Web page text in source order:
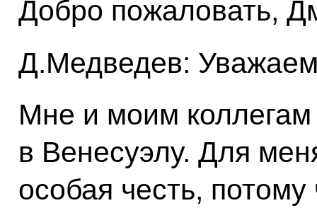
Добро пожаловать,
Д.Медведев:
Мне и моим коллегам
в Венесуэлу. Для
особая честь,